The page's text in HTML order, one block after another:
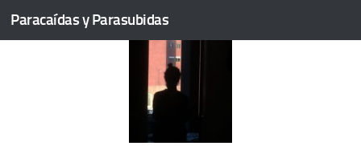
Saltar al contenido
Paracaídas y Parasubidas